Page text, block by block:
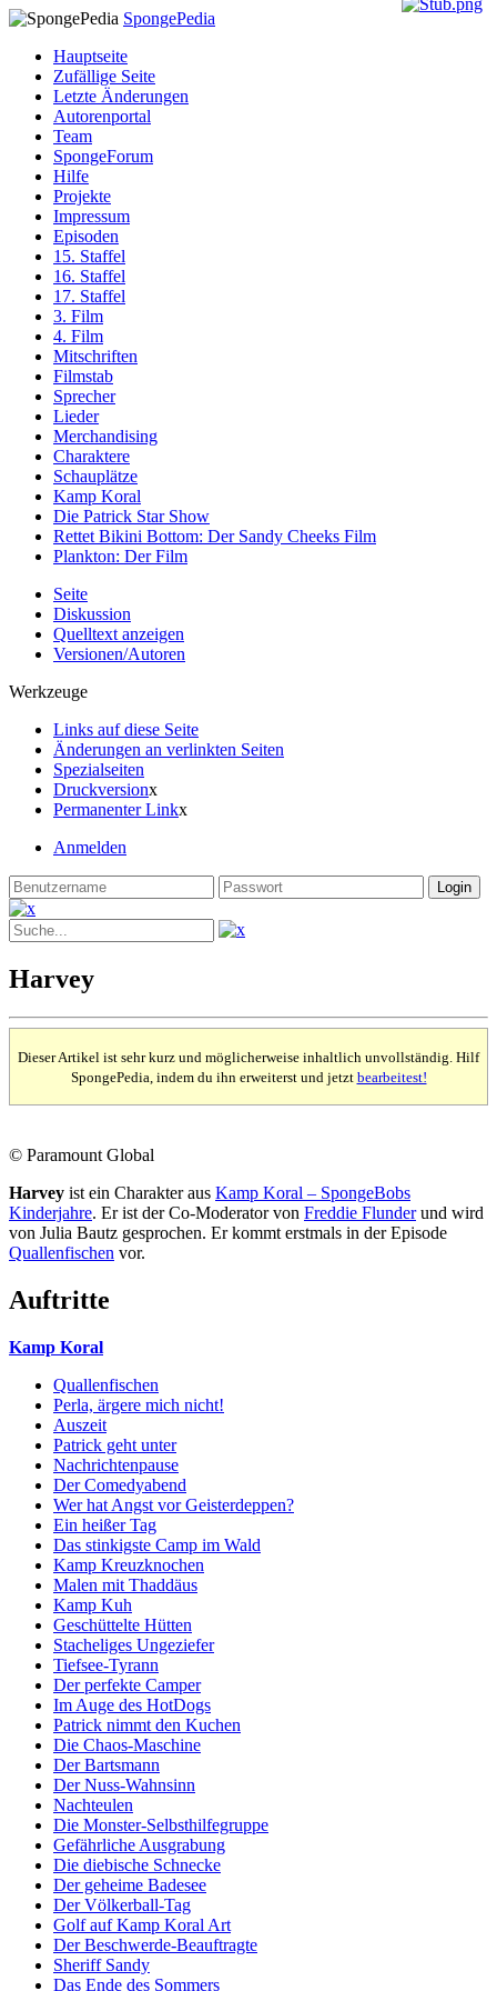
SpongePedia
Hauptseite
Zufällige Seite
Letzte Änderungen
Autorenportal
Team
SpongeForum
Hilfe
Projekte
Impressum
Episoden
15. Staffel
16. Staffel
17. Staffel
3. Film
4. Film
Mitschriften
Filmstab
Sprecher
Lieder
Merchandising
Charaktere
Schauplätze
Kamp Koral
Die Patrick Star Show
Rettet Bikini Bottom: Der Sandy Cheeks Film
Plankton: Der Film
Seite
Diskussion
Quelltext anzeigen
Versionen/Autoren
Werkzeuge
Links auf diese Seite
Änderungen an verlinkten Seiten
Spezialseiten
Druckversionx
Permanenter Linkx
Anmelden
Harvey
Dieser Artikel ist sehr kurz und möglicherweise inhaltlich unvollständig. Hilf
SpongePedia, indem du ihn erweiterst und jetzt bearbeitest!
© Paramount Global
Harvey ist ein Charakter aus Kamp Koral – SpongeBobs
Kinderjahre. Er ist der Co-Moderator von Freddie Flunderund wird
von Julia Bautz gesprochen. Er kommt erstmals in der Episode
Quallenfischen vor.
Auftritte
Kamp Koral
Quallenfischen
Perla, ärgere mich nicht!
Auszeit
Patrick geht unter
Nachrichtenpause
Der Comedyabend
Wer hat Angst vor Geisterdeppen?
Ein heißer Tag
Das stinkigste Camp im Wald
Kamp Kreuzknochen
Malen mit Thaddäus
Kamp Kuh
Geschüttelte Hütten
Stacheliges Ungeziefer
Tiefsee-Tyrann
Der perfekte Camper
Im Auge des HotDogs
Patrick nimmt den Kuchen
Die Chaos-Maschine
Der Bartsmann
Der Nuss-Wahnsinn
Nachteulen
Die Monster-Selbsthilfegruppe
Gefährliche Ausgrabung
Die diebische Schnecke
Der geheime Badesee
Der Völkerball-Tag
Golf auf Kamp Koral Art
Der Beschwerde-Beauftragte
Sheriff Sandy
Das Ende des Sommers